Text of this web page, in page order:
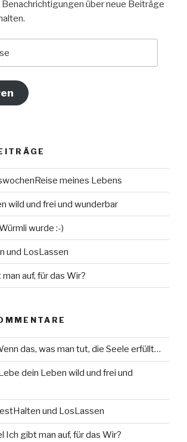
Benachrichtigungen über neue Beiträge
meines Lebens
wild und frei und wunderbar
wurde :-)
und LosLassen
auf, für das Wir?
das, was man tut, die Seele erfüllt…
Lebe dein Leben wild und frei und
und LosLassen
Ich gibt man auf, für das Wir?